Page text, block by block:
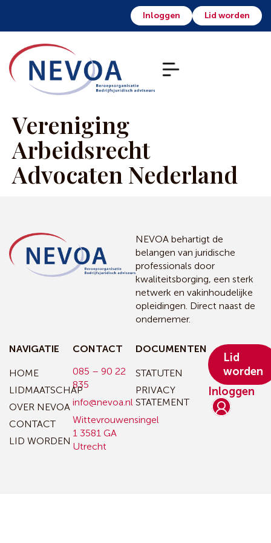
Inloggen Lid worden
Vereniging
Arbeidsrecht
Advocaten Nederland
NEVOA behartigt de
belangen van juridische
professionals door
kwaliteitsborging, een sterk
netwerk en vakinhoudelijke
opleidingen. Direct naast de
ondernemer.
NAVIGATIE
HOME
LIDMAATSCHAP
OVER NEVOA
CONTACT
LID WORDEN
CONTACT
085 – 90 22
835
info@nevoa.nl
Wittevrouwensingel
1 3581 GA
Utrecht
DOCUMENTEN
STATUTEN
PRIVACY
STATEMENT
Inloggen
Lid
worden